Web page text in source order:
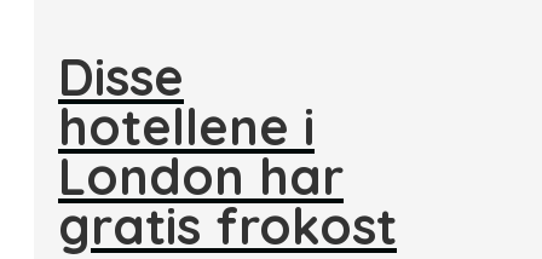
Disse
hotellene i
London har
gratis frokost